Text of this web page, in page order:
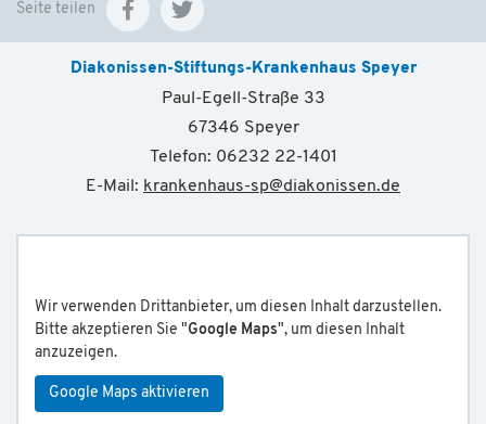
Seite teilen
Diakonissen-Stiftungs-Krankenhaus Speyer
Paul-Egell-Straße 33
67346 Speyer
Telefon: 06232 22-1401
E-Mail: krankenhaus-sp@diakonissen.de
Wir verwenden Drittanbieter, um diesen Inhalt darzustellen.
Bitte akzeptieren Sie "Google Maps", um diesen Inhalt
anzuzeigen.
Google Maps aktivieren